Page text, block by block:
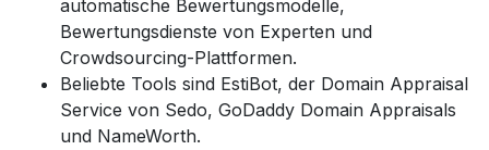
automatische Bewertungsmodelle,
Bewertungsdienste von Experten und
Crowdsourcing-Plattformen.
Beliebte Tools sind EstiBot, der Domain Appraisal
Service von Sedo, GoDaddy Domain Appraisals
und NameWorth.